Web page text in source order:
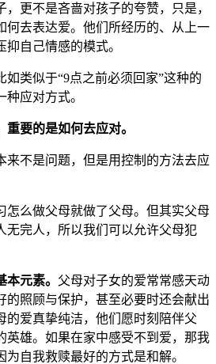
更不是吝啬对孩子的夸赞，只是，
何去表达爱。他们所经历的、从上一
自己情感的模式。
类似于“9点之前必须回家”这种的
应对方式。
要的是如何去应对。
来不是问题，但是用控制的方法去应
怎么做父母就做了父母。但其实父母
无完人，所以我们可以允许父母犯
元素。 父母对子女的爱常常感天动
的照顾与保护，甚至必要时还会献出
的爱真挚纯洁，他们愿时刻陪伴父
英雄。如果在家中感受不到爱，那我
自我救赎最好的方式是和解。